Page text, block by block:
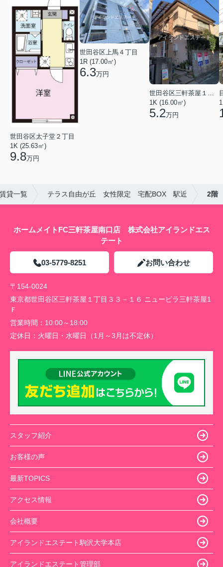
世田谷区太子堂２丁目
1K (25.63㎡)
9.8万円
世田谷区上馬４丁目
1R (17.00㎡)
6.3万円
世田谷区三軒茶屋１丁目
1K (16.00㎡)
5.2万円
貸一覧 テラス自由が丘 女性限定 宅配BOX 駅近 2階
ホームメイトFC三軒茶屋南口店 株式会社アイランドエス
テート
03-5779-8251 お問い合わせ
〒154-0024
東京都世田谷区三軒茶屋１丁目３３－１６ ニュービラ三軒茶屋1
Ｆ
営業時間： 10:00～18:00
定休日： 火曜日・水曜日（1月～3月は不定休）
スタッフ紹介
お客様の声
最新TOPICS
アクセス情報
会社概要
アイランドエステート駒沢大学本店
アイランドエステート管理部